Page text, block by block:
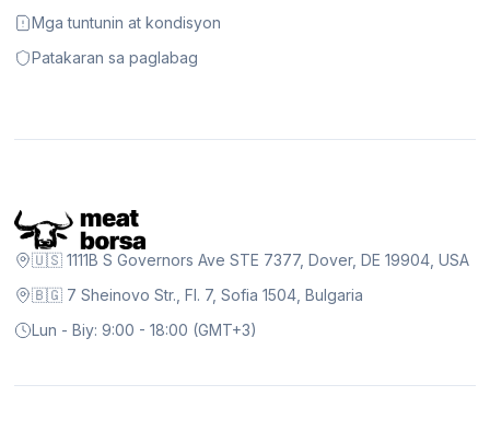
Mga tuntunin at kondisyon
Patakaran sa paglabag
🇺🇸 1111B S Governors Ave STE 7377, Dover, DE 19904, USA
🇧🇬 7 Sheinovo Str., Fl. 7, Sofia 1504, Bulgaria
Lun - Biy: 9:00 - 18:00 (GMT+3)